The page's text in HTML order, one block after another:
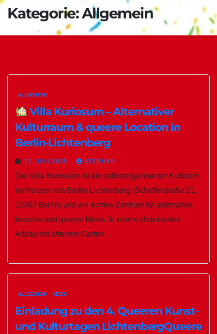
Kategorie:Allgemein
ALLGEMEIN
Villa Kuriosum – Alternativer
Kulturraum & queere Location in
Berlin‑Lichtenberg
23. JULI 2025 STEPHAN
Die Villa Kuriosum ist ein selbstorganisierter Kulturort
im Herzen von Berlin‑Lichtenberg (Scheffelstraße 21,
10367 Berlin) und ein echtes Zentrum für alternative,
kreative und queere Ideen. In einem charmanten
Altbau mit offenem Garten…
ALLGEMEIN NEWS
Einladung zu den 4. Queeren Kunst-
und Kulturtagen LichtenbergQueere